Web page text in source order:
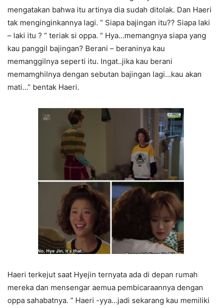
mengatakan bahwa itu artinya dia sudah ditolak. Dan Haeri
tak menginginkannya lagi. ” Siapa bajingan itu?? Siapa laki
– laki itu ? ” teriak si oppa. ” Hya…memangnya siapa yang
kau panggil bajingan? Berani – beraninya kau
memanggilnya seperti itu. Ingat..jika kau berani
memamghilnya dengan sebutan bajingan lagi…kau akan
mati…” bentak Haeri.
Haeri terkejut saat Hyejin ternyata ada di depan rumah
mereka dan mensengar aemua pembicaraannya dengan
oppa sahabatnya. ” Haeri -yya…jadi sekarang kau memiliki